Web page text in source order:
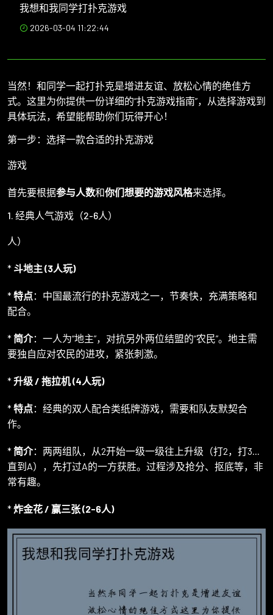
我想和我同学打扑克游戏
2026-03-04 11:22:44
当然！和同学一起打扑克是增进友谊、放松心情的绝佳方
式。这里为你提供一份详细的“扑克游戏指南”，从选择游戏到
具体玩法，希望能帮助你们玩得开心！
第一步：选择一款合适的扑克游戏
游戏
首先要根据参与人数和你们想要的游戏风格来选择。
1. 经典人气游戏（2-6人）
人）
* 斗地主 (3人玩)
*特点：中国最流行的扑克游戏之一，节奏快，充满策略和
配合。
*简介：一人为“地主”，对抗另外两位结盟的“农民”。地主需
要独自应对农民的进攻，紧张刺激。
*升级 / 拖拉机 (4人玩)
*特点：经典的双人配合类纸牌游戏，需要和队友默契合
作。
*简介：两两组队，从2开始一级一级往上升级（打2，打3...
直到A），先打过A的一方获胜。过程涉及抢分、抠底等，非
常有趣。
*炸金花 / 赢三张 (2-6人)